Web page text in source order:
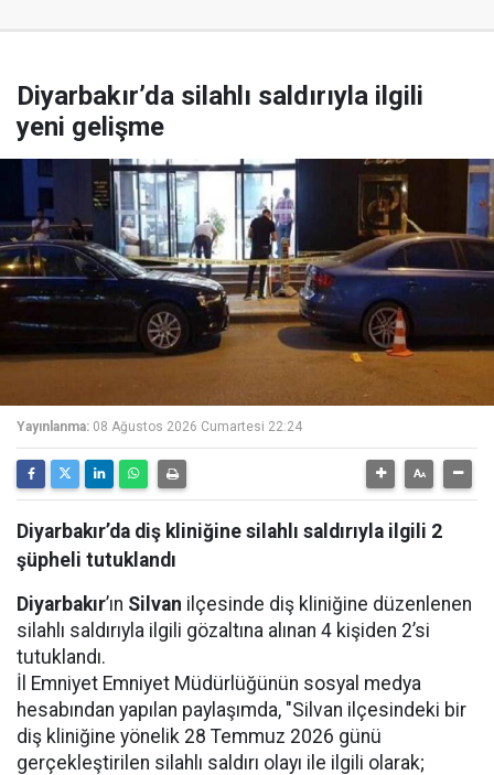
Diyarbakır’da silahlı saldırıyla ilgili
yeni gelişme
Yayınlanma: 08 Ağustos 2026 Cumartesi 22:24
Diyarbakır’da diş kliniğine silahlı saldırıyla ilgili 2
şüpheli tutuklandı
Diyarbakır’ın Silvan ilçesinde diş kliniğine düzenlenen
silahlı saldırıyla ilgili gözaltına alınan 4 kişiden 2’si
tutuklandı.
İl Emniyet Emniyet Müdürlüğünün sosyal medya
hesabından yapılan paylaşımda, "Silvan ilçesindeki bir
diş kliniğine yönelik 28 Temmuz 2026 günü
gerçekleştirilen silahlı saldırı olayı ile ilgili olarak;